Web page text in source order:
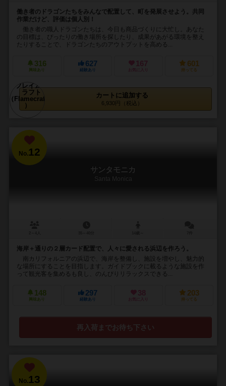
働き者のドラゴンたちをみんなで配置して、町を発展させよう。共同
作業だけど、評価は個人別！
働き者の職人ドラゴンたちは、今日も商品づくりに大忙し。あなた
の目標は、ぴったりの働き場所を探したり、成果があがる環境を整え
たりすることで、ドラゴンたちのアウトプットを高める...
316
興味あり
627
経験あり
167
お気に入り
601
持ってる
カートに追加する
6,930円（税込）
No.12
サンタモニカ
Santa Monica
海岸＋通りの２層カード配置で、人々に愛される浜辺を作ろう。
南カリフォルニアの浜辺で、海岸を整備し、施設を増やし、魅力的
な場所にすることを目指します。ガイドブックに載るような施設を作
って観光客を集めるも良し、のんびりリラックスできる...
148
興味あり
297
経験あり
38
お気に入り
203
持ってる
再入荷までお待ち下さい
No.13